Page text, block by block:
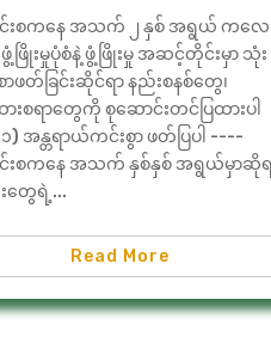
းစကနေ အသက် ၂ နှစ် အရွယ် ကလေ
ြိုးမှုပုံစံနဲ့ ဖွံ့ဖြိုးမှု အဆင့်တိုင်းမှာ သုံး
ဖတ်ခြင်းဆိုင်ရာ နည်းစနစ်တွေ၊
စရာတွေကို စုဆောင်းတင်ပြထားပါ
အန္တရာယ်ကင်းစွာ ဖတ်ပြပါ ----
းစကနေ အသက် နှစ်နှစ် အရွယ်မှာဆို
တွေရဲ့...
Read More